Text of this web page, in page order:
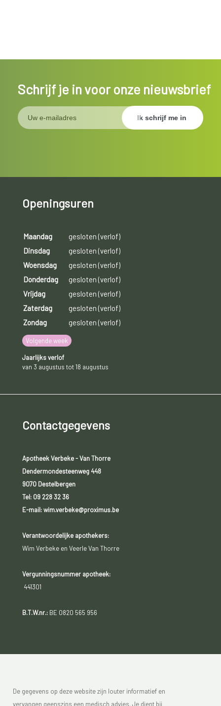
Schrijf je in voor onze nieuwsbrief
Openingsuren
Maandag
gesloten (verlof)
Dinsdag
gesloten (verlof)
Woensdag
gesloten (verlof)
Donderdag
gesloten (verlof)
Vrijdag
gesloten (verlof)
Zaterdag
gesloten (verlof)
Zondag
gesloten (verlof)
Volgende week
Jaarlijks verlof
van 3 augustus tot 18 augustus
Contactgegevens
Apotheek Verbeke - Van Thorre
Dendermondesteenweg 448
9070 Destelbergen
Tel: 09 228 32 36
E-mail: wim.verbeke@proximus.be
Verantwoordelijke apothekers:
Wim Verbeke en Veerle Van Thorre
Vergunningsnummer apotheek:
441301
B.T.W.nr.:BE 0820 565 956
De gegevens op deze website zijn louter informatief en
vervangen geenszins een medisch advies. Je dient bij